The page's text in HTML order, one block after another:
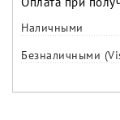
Наличными
Безналичными